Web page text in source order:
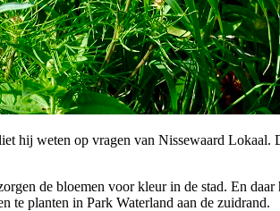
hij weten op vragen van Nissewaard
de bloemen voor kleur in de stad. En
te planten in Park Waterland aan de zuidrand.